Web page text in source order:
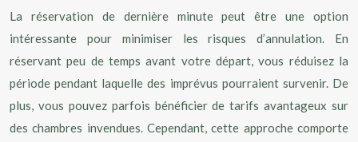
La réservation de dernière minute peut être une option
intéressante pour minimiser les risques d’annulation. En
réservant peu de temps avant votre départ, vous réduisez la
période pendant laquelle des imprévus pourraient survenir. De
plus, vous pouvez parfois bénéficier de tarifs avantageux sur
des chambres invendues. Cependant, cette approche comporte